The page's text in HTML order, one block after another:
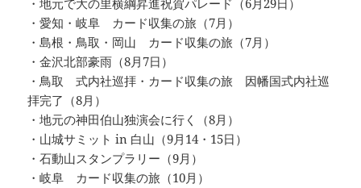
・地元で大の里横綱昇進祝賀パレード（6月29日）
・愛知・岐阜 カード収集の旅（7月）
・島根・鳥取・岡山 カード収集の旅（7月）
・金沢北部豪雨（8月7日）
・鳥取 式内社巡拝・カード収集の旅 因幡国式内社巡
拝完了（8月）
・地元の神田伯山独演会に行く（8月）
・山城サミット in 白山（9月14・15日）
・石動山スタンプラリー（9月）
・岐阜 カード収集の旅（10月）